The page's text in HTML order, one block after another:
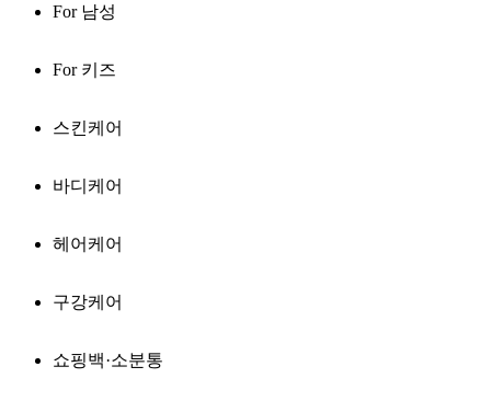
For 남성
For 키즈
스킨케어
바디케어
헤어케어
구강케어
쇼핑백·소분통